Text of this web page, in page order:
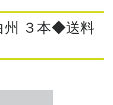
州 ３本◆送料